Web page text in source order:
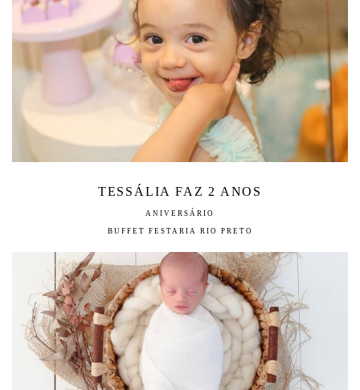
TESSÁLIA FAZ 2 ANOS
ANIVERSÁRIO
BUFFET FESTARIA RIO PRETO